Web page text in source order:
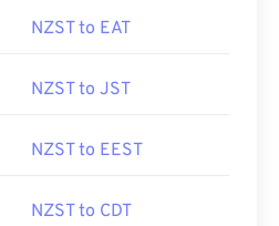
NZST to EAT
NZST to JST
NZST to EEST
NZST to CDT